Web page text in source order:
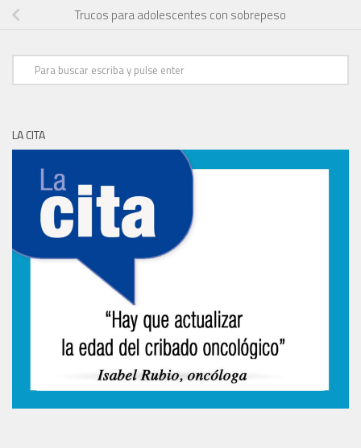
Trucos para adolescentes con sobrepeso
LA CITA